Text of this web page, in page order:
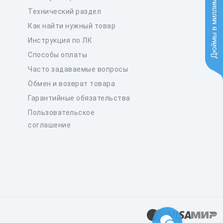
Дюймы в миллиметры
Технический раздел
Как найти нужный товар
Инструкция по ЛК
Способы оплаты
Часто задаваемые вопросы
Обмен и возврат товара
Гарантийные обязательства
Пользовательское
соглашение